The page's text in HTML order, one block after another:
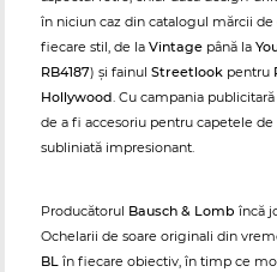
în niciun caz din catalogul mărcii
fiecare stil, de la Vintage până la
RB4187) și fainul Streetlook pentru
Hollywood. Cu campania publicitară
de a fi accesoriu pentru capetele
subliniată impresionant.
Producătorul Bausch & Lomb încă
Ochelarii de soare originali din
BL în fiecare obiectiv, în timp ce